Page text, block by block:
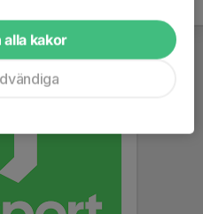
alla kakor